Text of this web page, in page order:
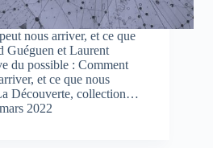
nous arriver, et ce que
Guéguen et Laurent
du possible : Comment
et ce que nous
Découverte, collection…
2022